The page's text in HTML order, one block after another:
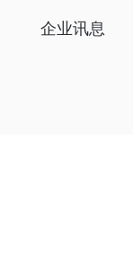
企业讯息